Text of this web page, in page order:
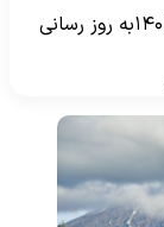
به روز رسانی